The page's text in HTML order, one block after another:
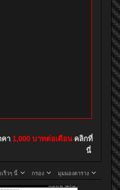
า 1,000 บาทต่อเดือนคลิกที่
นี่
ร็วๆ นี้ กรอง มุมมองตาราง